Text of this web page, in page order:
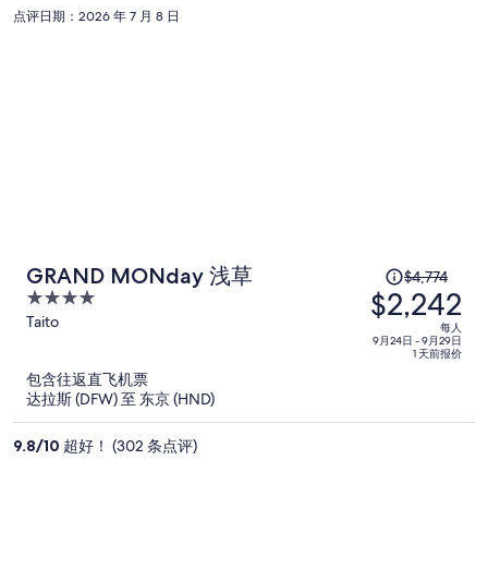
点评日期：2026 年 7 月 8 日
GRAND MONday 浅草
4
out
5
Taito
原
价
为
每
现
$4,774
$2,242
每人
9月24日 - 9月29日
1 天前报价
包含往返直飞机票
达拉斯 (DFW) 至 东京 (HND)
9.8/10 超好！ (302 条点评)